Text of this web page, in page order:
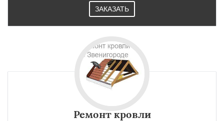
ЗАКАЗАТЬ
Ремонт кровли